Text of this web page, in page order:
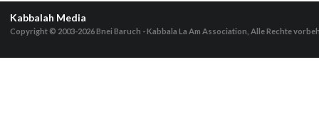
Kabbalah Media
Copyright © 2003-2026Bnei Baruch - Kabbala La Am Association, Alle Rechte